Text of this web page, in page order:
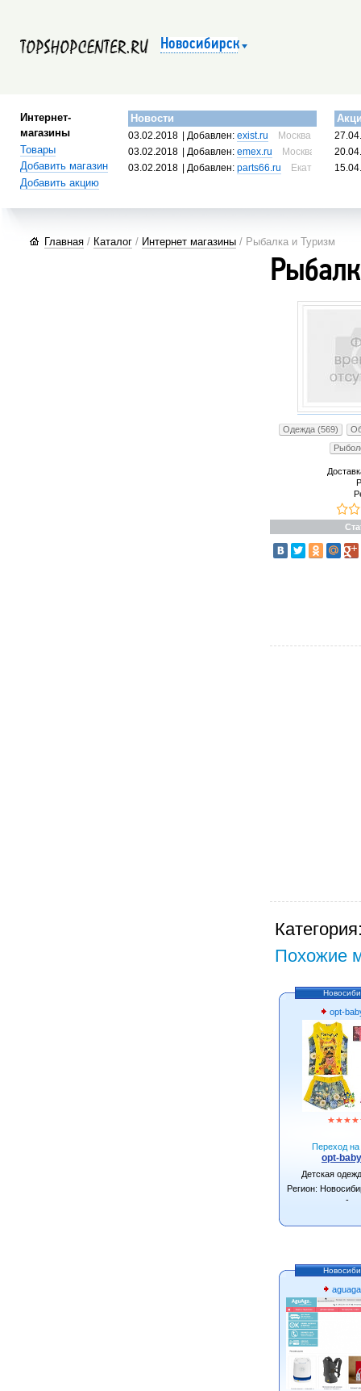
Новосибирск
Интернет-
магазины
Товары
Добавить магазин
Добавить акцию
Новости
03.02.2018 | Добавлен:exist.ru
Москва, Россия
03.02.2018
| Добавлен:emex.ru
Москва, Россия
03.02.2018
| Добавлен:parts66.ru Екатеринбург,
Главная / Каталог / Интернет магазины / Рыбалка и Туризм
Одежда (569)
Похожие
opt-
★★★★
Переход на
opt-
Детская
Регион:
-